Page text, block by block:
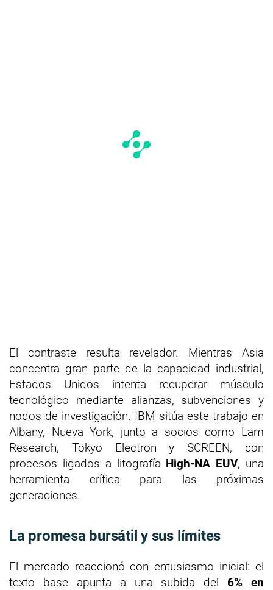
El contraste resulta revelador. Mientras Asia
concentra gran parte de la capacidad industrial,
Estados Unidos intenta recuperar músculo
tecnológico mediante alianzas, subvenciones y
nodos de investigación. IBM sitúa este trabajo en
Albany, Nueva York, junto a socios como Lam
Research, Tokyo Electron y SCREEN, con
procesos ligados a litografía High-NA EUV, una
herramienta crítica para las próximas
generaciones.
La promesa bursátil y sus límites
El mercado reaccionó con entusiasmo inicial: el
texto base apunta a una subida del 6% en